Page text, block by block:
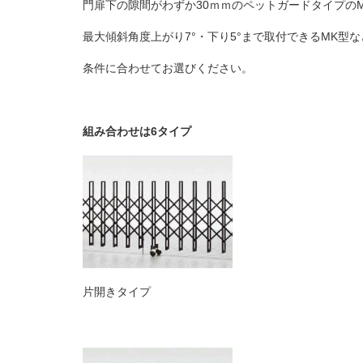
門扉下の隙間がわずか30ｍｍのペットガードタイプの
最大傾斜角度上がり7° ・下り5° まで取付できるMK型な
条件に合わせてお選びください。
組み合わせは6タイプ
片開きタイプ